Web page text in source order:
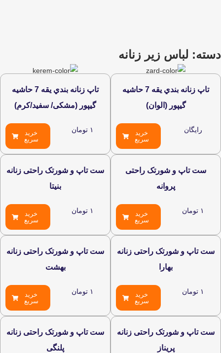
لباس زیر زنانه
تاپ زنانه بندي يقه 7 حاشيه
گيپور (الوان)
رایگان
خرید
سریع
تاپ زنانه بندي يقه 7 حاشيه
گيپور (مشکی/ سفید/کرم)
تومان
خرید
سریع
ست تاپ و شورتک راحتی
پروانه
تومان
خرید
سریع
ست تاپ و شورتک راحتی زنانه
بنیتا
تومان
خرید
سریع
ست تاپ و شورتک راحتی زنانه
بهارا
تومان
خرید
سریع
ست تاپ و شورتک راحتی زنانه
بهشت
تومان
خرید
سریع
ست تاپ و شورتک راحتی زنانه
پریناز
ست تاپ و شورتک راحتی زنانه
پلنگی